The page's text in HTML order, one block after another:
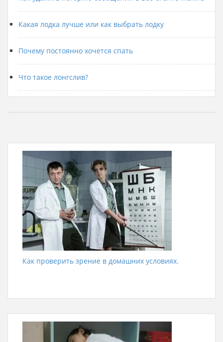
Какая лодка лучше или как выбрать лодку
Почему постоянно хочется спать
Что такое лонгслив?
Как проверить зрение в домашних условиях.